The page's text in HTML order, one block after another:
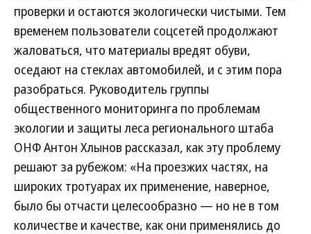
проверки и остаются экологически чистыми. Тем
временем пользователи соцсетей продолжают
жаловаться, что материалы вредят обуви,
оседают на стеклах автомобилей, и с этим пора
разобраться. Руководитель группы
общественного мониторинга по проблемам
экологии и защиты леса регионального штаба
ОНФ Антон Хлынов рассказал, как эту проблему
решают за рубежом: «На проезжих частях, на
широких тротуарах их применение, наверное,
было бы отчасти целесообразно — но не в том
количестве и качестве, как они применялись до